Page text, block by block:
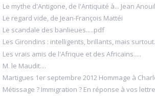
Le mythe d'Antigone, de l'Antiquité à... Jean
Le regard vide, de Jean-François Mattéi
Le scandale des banlieues.....pdf
Les Girondins : intelligents, brillants, mais
Les vrais amis de l'Afrique et des Africains.....
M. le Maudit....
Martigues 1er septembre 2012 Hommage à
Métissage ? Immigration ? En réponse à vos